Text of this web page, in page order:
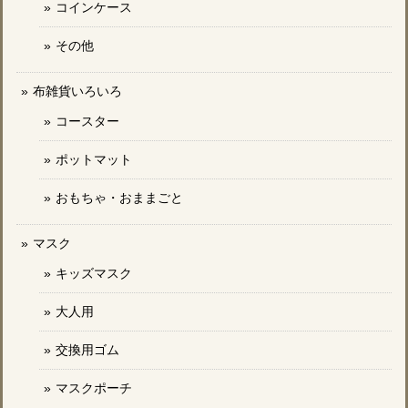
コインケース
その他
布雑貨いろいろ
コースター
ポットマット
おもちゃ・おままごと
マスク
キッズマスク
大人用
交換用ゴム
マスクポーチ